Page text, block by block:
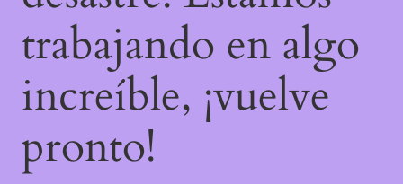
trabajando en algo
increíble, ¡vuelve
pronto!